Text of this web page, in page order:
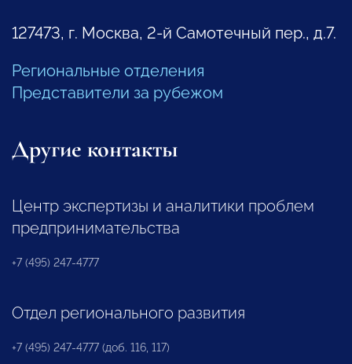
127473, г. Москва, 2-й Самотечный пер., д.7.
Региональные отделения
Представители за рубежом
Другие контакты
Центр экспертизы и аналитики проблем
предпринимательства
+7 (495) 247-4777
Отдел регионального развития
+7 (495) 247-4777 (доб. 116, 117)